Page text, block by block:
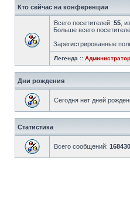
Кто сейчас на конференции
Всего посетителей: 55 ,
Больше всего
Зарегистрированные
Легенда ::
Дни рождения
Сегодня нет дней
Статистика
Всего сообщений: 168430